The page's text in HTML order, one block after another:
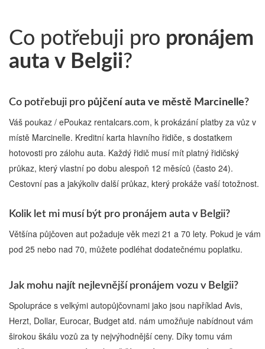
Co potřebuji pro pronájem
auta v Belgii?
Co potřebuji pro půjčení auta ve městě Marcinelle?
Váš poukaz / ePoukaz rentalcars.com, k prokázání platby za vůz v
místě Marcinelle. Kreditní karta hlavního řidiče, s dostatkem
hotovosti pro zálohu auta. Každý řidič musí mít platný řidičský
průkaz, který vlastní po dobu alespoň 12 měsíců (často 24).
Cestovní pas a jakýkoliv další průkaz, který prokáže vaší totožnost.
Kolik let mi musí být pro pronájem auta v Belgii?
Většína půjčoven aut požaduje věk mezi 21 a 70 lety. Pokud je vám
pod 25 nebo nad 70, můžete podléhat dodatečnému poplatku.
Jak mohu najít nejlevnější pronájem vozu v Belgii?
Spolupráce s velkými autopůjčovnami jako jsou například Avis,
Herzt, Dollar, Eurocar, Budget atd. nám umožňuje nabídnout vám
širokou škálu vozů za ty nejvýhodnější ceny. Díky tomu vám